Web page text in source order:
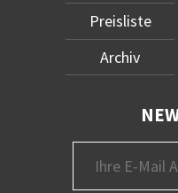
Preisliste
Archiv